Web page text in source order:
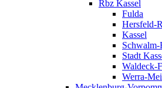
Rbz Kassel
Fulda
Hersfeld-
Kassel
Stadt
Waldeck-
Werra-